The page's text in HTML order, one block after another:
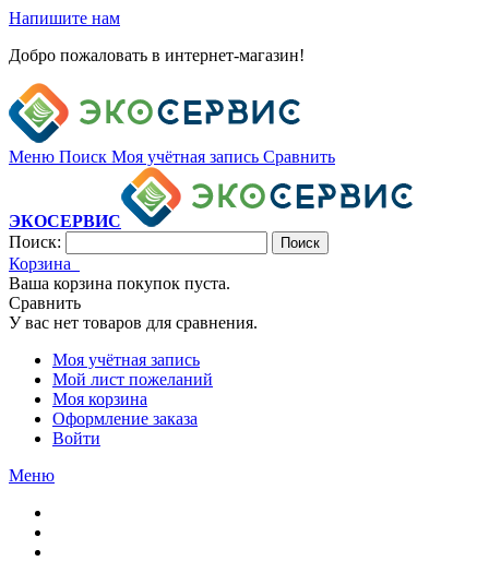
Напишите нам
Добро пожаловать в интернет-магазин!
Меню Поиск Моя учётная запись Сравнить
ЭКОСЕРВИС
Поиск:
Поиск
Корзина
Ваша корзина покупок пуста.
Сравнить
У вас нет товаров для сравнения.
Моя учётная запись
Мой лист пожеланий
Моя корзина
Оформление заказа
Войти
Меню